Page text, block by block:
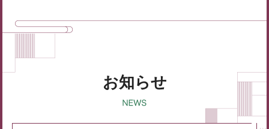
お知らせ